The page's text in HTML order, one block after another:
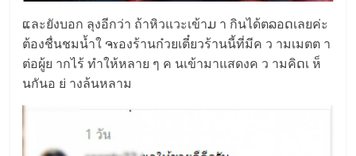
ແละยังบอก ลุงอีกว่า ถ้าหิวแวะเข้าມ า กินได้ตລอດเลยค่ะ
ต้องชื่นชมน้ำใ ຈɤองร้านก๋วยเตี๋ยวร้านนี้ที่มีค ว ามเมตต า
ต่อผู้ย ากไร้ ทำให้หลาย ๆ ค นเข้ามาแสดงค ว ามคิດเ ห็
นกันอ ย่ างล้นหลาม